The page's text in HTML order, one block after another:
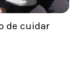
de cuidar